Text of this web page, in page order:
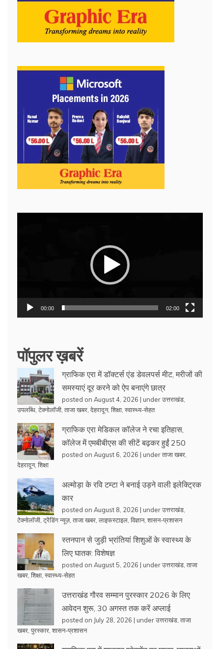
00:00 02:00
पॉपुलर ख़बरें
ग्राफिक एरा में डॉक्टर्स एंड डेवलपर्स मीट, मरीजों की
समस्याएं दूर करने को ऐप बनाएंगे छात्र
posted on August 4, 2026 | underउत्तराखंड
उपलब्धि टेक्नोलॉजी ताजा खबर देहरादून, शिक्षा स्वास्थ्य-सेहत
ग्राफिक एरा मेडिकल कॉलेज ने रचा इतिहास,
कॉलेज में एमबीबीएस की सीटें बढ़कर हुईं 250
posted on August 6, 2026 | underताजा खबर
देहरादून, शिक्षा
अल्मोड़ा के रवि टम्टा ने बनाई उड़ने वाली इलेक्ट्रिक
कार
posted on August 8, 2026 | underउत्तराखंड
टेक्नोलॉजी ट्रेंडिंग न्यूज़, ताजा खबर लाइफस्टाइल विज्ञान, शासन-प्रशासन
स्तनपान से जुड़ी भ्रांतियां शिशुओं के स्वास्थ्य के
लिए घातक: विशेषज्ञ
posted on August 5, 2026 | underउत्तराखंड ताजा
खबर शिक्षा स्वास्थ्य-सेहत
उत्तराखंड गौरव सम्मान पुरस्कार 2026 के लिए
आवेदन शुरू, 30 अगस्त तक करें अप्लाई
posted on July 28, 2026 | underउत्तराखंड ताजा
खबर पुरस्कार शासन-प्रशासन